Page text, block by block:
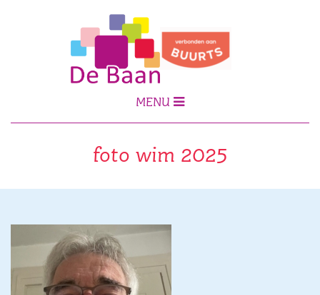
MENU
foto wim 2025